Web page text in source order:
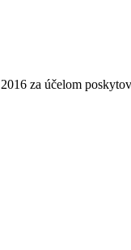
za účelom